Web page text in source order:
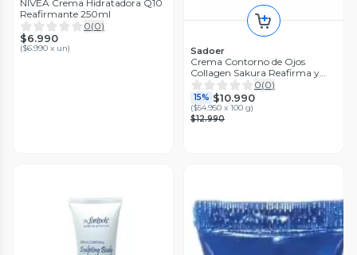
NIVEA Crema Hidratadora Q10
Reafirmante 250ml
0(0)
$6.990
($6.990 x un) Sadoer
Crema Contorno de Ojos
Collagen Sakura Reafirma y
Disminuye Ojeras Multiefecto
0(0)
15% $10.990
($54.950 x 100 g)
$12.990